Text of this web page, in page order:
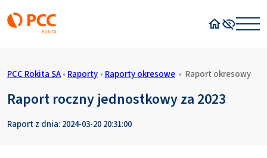
PCC Rokita SA • Raporty • Raporty okresowe • Raport okresowy
Raport roczny jednostkowy za 2023
Raport z dnia: 2024-03-20 20:31:00